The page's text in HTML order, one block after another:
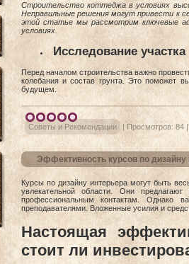
Строительство коттеджа в условиях
Неправильные решения могут привести к
этой статье мы рассмотрим ключевые
условиях.
Исследование участка
Перед началом строительства важно
колебания и состав грунта. Это поможет
будущем.
Советы и Рекомендации | Просмотров: 84|
Эффективность курсов по дизайну
Курсы по дизайну интерьера могут быть
увлекательной области. Они
профессиональным контактам. Однако
преподавателями. Вложенные усилия и
Настоящая
стоит ли